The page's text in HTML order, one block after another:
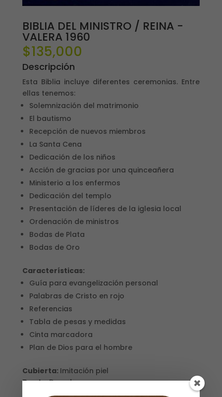
BIBLIA DEL MINISTRO / REINA -
VALERA 1960
$135,000
Descripción
Esta Biblia incluye diferentes ceremonias. Entre
ellas tenemos:
Solemnización del matrimonio
El bautismo
Recepción de nuevos miembros
La Santa Cena
Dedicación de los niños
Acción de gracias por una quinceañera
Ministerio a los enfermos
Dedicación del templo
Presentación de líderes de la iglesia local
Ordenación de ministros
Bodas de Plata
Bodas de Oro
Características:
Guía para evangelización personal
Palabras de Cristo en rojo
Referencias
Tabla de pesas y medidas
Cinta marcadora
Plan de Dios para el hombre
Cubierta: Imitación piel
Borde:Dorado